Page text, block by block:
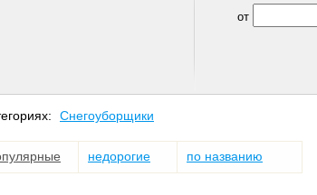
от
Снегоуборщики
недорогие по названию